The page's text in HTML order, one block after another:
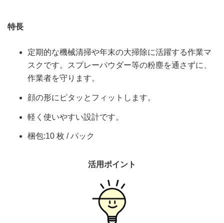
特長
定期的な機械清掃や年末の大掃除に活躍する作業マ
スクです。スプレーパウダー等の粉塵を通さずに、
作業者を守ります。
顔の形にピタッとフィットします。
軽く使いやすい設計です。
梱包:10 枚 / パック
活用ポイント